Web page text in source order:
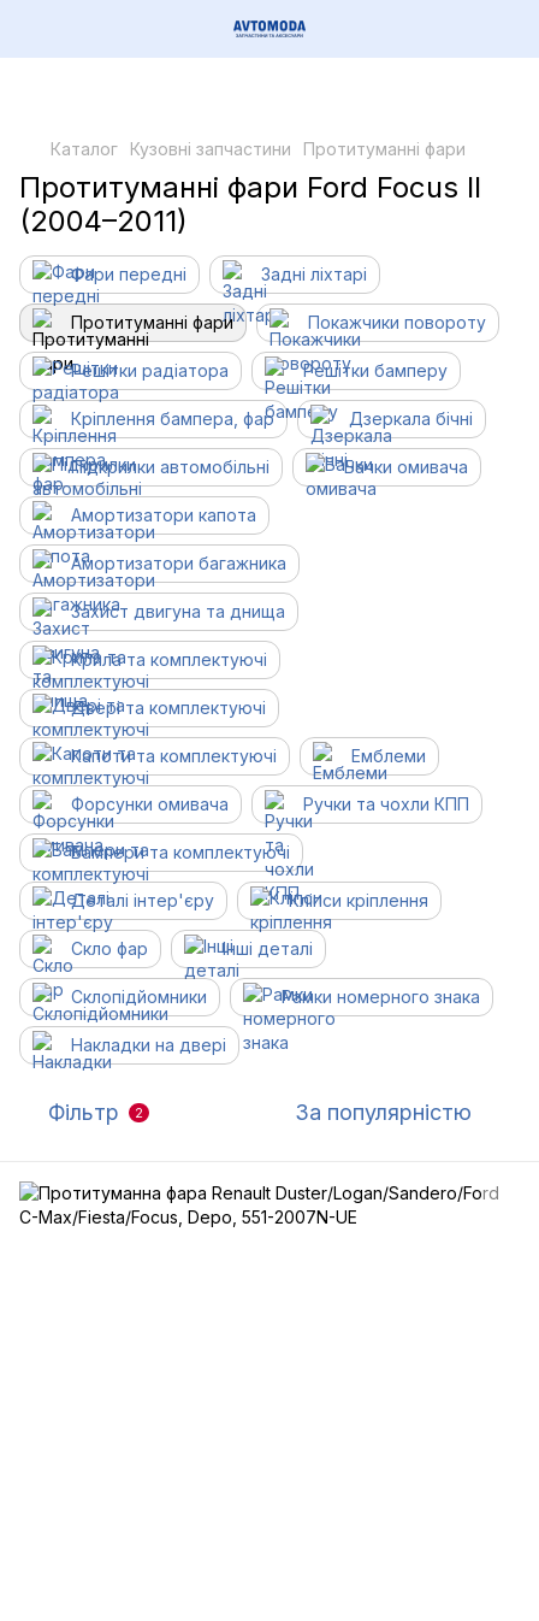
Каталог Кузовні запчастини Протитуманні фари
Протитуманні фари Ford Focus II
(2004–2011)
Фари передні Задні ліхтарі
Протитуманні фари Покажчики повороту
Решітки радіатора Решітки бамперу
Кріплення бампера, фар Дзеркала бічні
Підкрилки автомобільні Бачки омивача
Амортизатори капота
Амортизатори багажника
Захист двигуна та днища
Крила та комплектуючі
Двері та комплектуючі
Капоти та комплектуючі Емблеми
Форсунки омивача Ручки та чохли КПП
Бампери та комплектуючі
Деталі інтер'єру Кліпси кріплення
Скло фар Інші деталі
Склопідйомники Рамки номерного знака
Накладки на двері
Фільтр 2 За популярністю